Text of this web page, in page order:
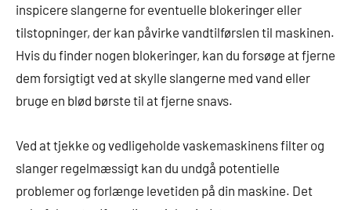
inspicere slangerne for eventuelle blokeringer eller
tilstopninger, der kan påvirke vandtilførslen til maskinen.
Hvis du finder nogen blokeringer, kan du forsøge at fjerne
dem forsigtigt ved at skylle slangerne med vand eller
bruge en blød børste til at fjerne snavs.
Ved at tjekke og vedligeholde vaskemaskinens filter og
slanger regelmæssigt kan du undgå potentielle
problemer og forlænge levetiden på din maskine. Det